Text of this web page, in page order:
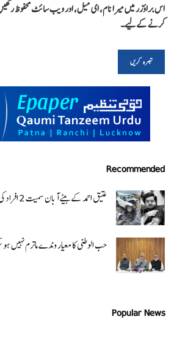
اس براؤزر میں میرا نام، ای میل، اور ویب سائٹ محفوظ
کرنے کےلیے۔
Recommended
عتیق احمد کے بیٹے آبان سمیت 2 افراد کی سڑک حادثے میں موت
حب الوطنی کا معیار وندے ماترم نہیں
Popular News